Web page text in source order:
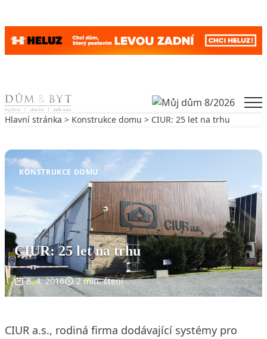
Skip to content
Hlavní stránka > Konstrukce domu > CIUR: 25 let na trhu
KONSTRUKCE DOMU
CIUR: 25 let na trhu
8. 4. 2016 2 min. čtení
CIUR a.s., rodiná firma dodávající systémy pro